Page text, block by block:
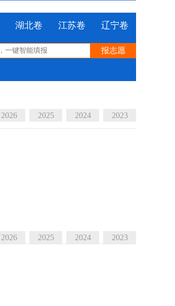
湖北卷 江苏卷 辽宁卷
山西卷 云南卷
报志愿
2026 2025 2024 2023
2026 2025 2024 2023